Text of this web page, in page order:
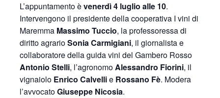
L’appuntamento èvenerdì 4 luglio alle 10.
Intervengono il presidente della cooperativa I vini di
Maremma Massimo Tuccio, la professoressa di
diritto agrarioSonia Carmigiani, il giornalista e
collaboratore della guida vini del Gambero Rosso
Antonio Stelli, l’agronomoAlessandro Fiorini, il
vignaiolo Enrico Calvellie Rossano Fè. Modera
l’avvocatoGiuseppe Nicosia.